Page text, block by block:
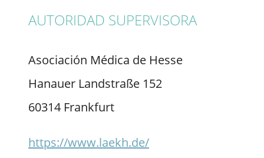
AUTORIDAD SUPERVISORA
Asociación Médica de Hesse
Hanauer Landstraße 152
60314 Frankfurt
https://www.laekh.de/